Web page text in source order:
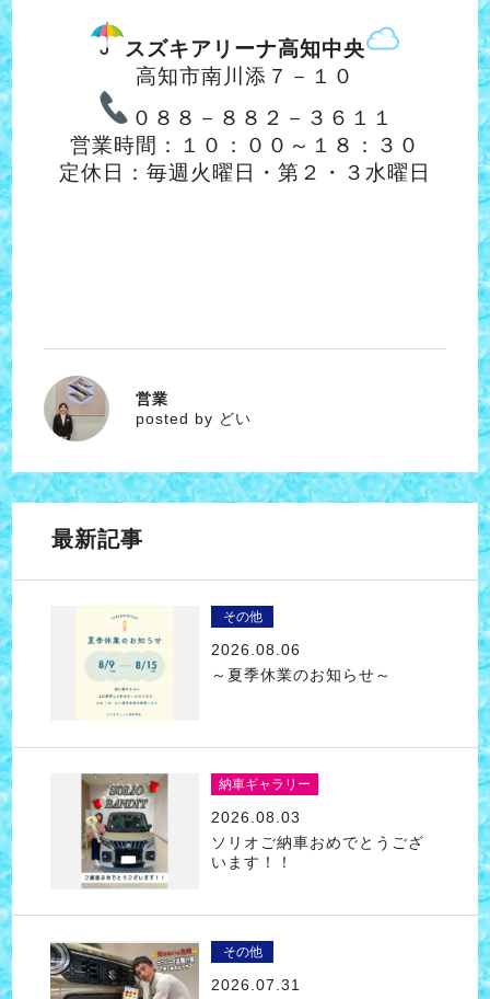
スズキアリーナ高知中央
高知市南川添７－１０
０８８－８８２－３６１１
営業時間：１０：００～１８：３０
定休日：毎週火曜日・第２・３水曜日
どい
営業
posted by どい
最新記事
その他
2026.08.06
～夏季休業のお知らせ～
納車ギャラリー
2026.08.03
ソリオご納車おめでとうござ
います！！
その他
2026.07.31